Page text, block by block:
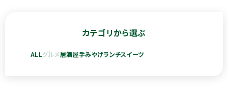
カテゴリから選ぶ
ALLグルメ居酒屋手みやげランチスイーツ